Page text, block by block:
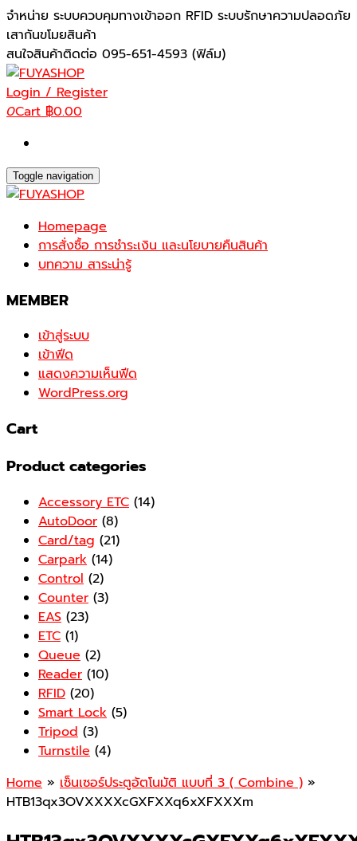
Skip
to
the
content
จำหน่าย ระบบควบคุมทางเข้าออก RFID ระบบรักษาความปลอดภัย
เสากันขโมยสินค้า
สนใจสินค้าติดต่อ 095-651-4593 (ฟิล์ม)
Login / Register
0Cart฿0.00
Toggle navigation
Homepage
การสั่งซื้อ การชำระเงิน และนโยบายคืนสินค้า
บทความ สาระน่ารู้
MEMBER
เข้าสู่ระบบ
เข้าฟีด
แสดงความเห็นฟีด
WordPress.org
Cart
Product categories
Accessory ETC (14)
AutoDoor (8)
Card/tag (21)
Carpark (14)
Control (2)
Counter (3)
EAS (23)
ETC (1)
Queue (2)
Reader (10)
RFID (20)
Smart Lock (5)
Tripod (3)
Turnstile (4)
Home » เซ็นเซอร์ประตูอัตโนมัติ แบบที่ 3 ( Combine ) »
HTB13qx3OVXXXXcGXFXXq6xXFXXXm